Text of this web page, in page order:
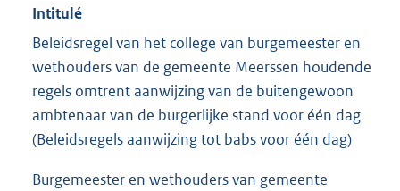
Intitulé
Beleidsregel van het college van burgemeester en
wethouders van de gemeente Meerssen houdende
regels omtrent aanwijzing van de buitengewoon
ambtenaar van de burgerlijke stand voor één dag
(Beleidsregels aanwijzing tot babs voor één dag)
Burgemeester en wethouders van gemeente